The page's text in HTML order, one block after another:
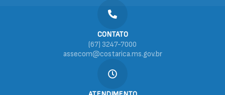
CONTATO
(67) 3247-7000
assecom@costarica.ms.gov.br